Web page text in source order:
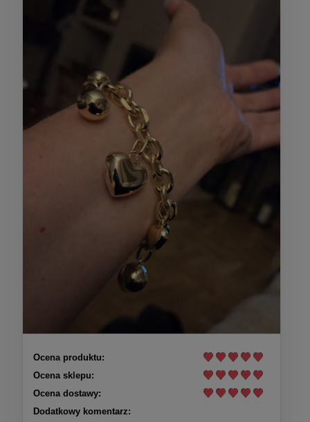
Ocena produktu:
Ocena sklepu:
Ocena dostawy:
Dodatkowy komentarz: